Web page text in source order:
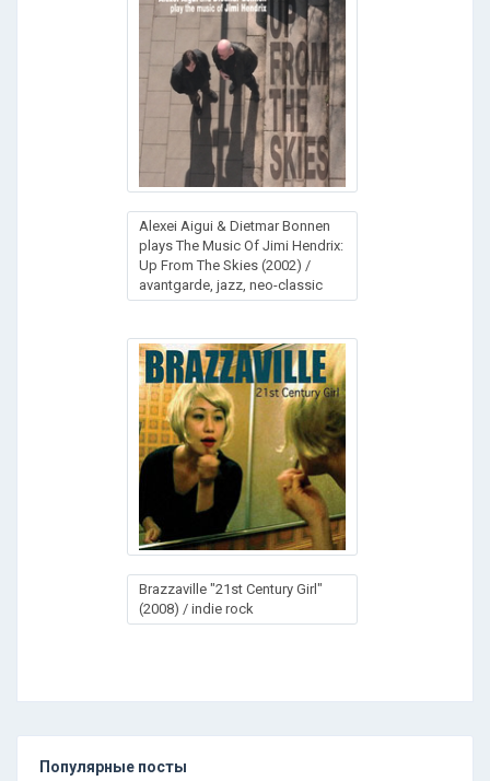
Alexei Aigui & Dietmar Bonnen
plays The Music Of Jimi Hendrix:
Up From The Skies (2002) /
avantgarde, jazz, neo-classic
Brazzaville "21st Century Girl"
(2008) / indie rock
Популярные посты